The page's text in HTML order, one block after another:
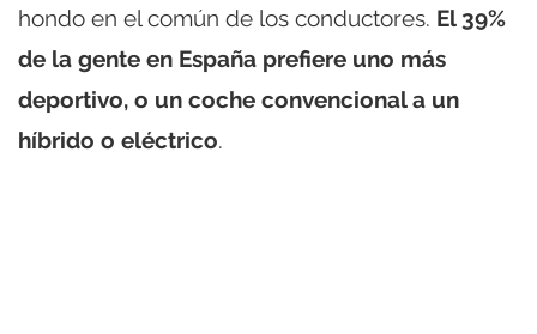
hondo en el común de los conductores. El 39%
de la gente en España prefiere uno más
deportivo, o un coche convencional a un
híbrido o eléctrico.